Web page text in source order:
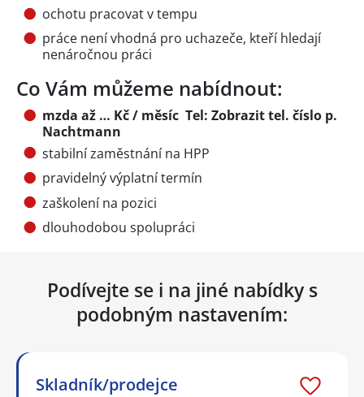
ochotu pracovat v tempu
práce není vhodná pro uchazeče, kteří hledají
nenáročnou práci
Co Vám můžeme nabídnout:
mzda až … Kč / měsíc Tel: Zobrazit tel. číslo p.
Nachtmann
stabilní zaměstnání na HPP
pravidelný výplatní termín
zaškolení na pozici
dlouhodobou spolupráci
Podívejte se i na jiné nabídky s
podobným nastavením:
Skladník/prodejce